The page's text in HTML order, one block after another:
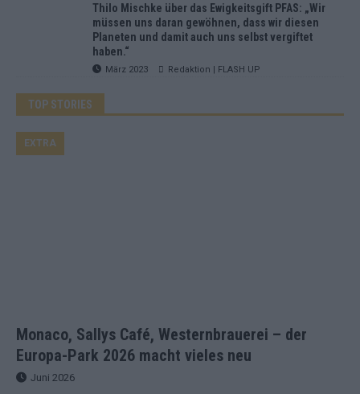
Thilo Mischke über das Ewigkeitsgift PFAS: „Wir
müssen uns daran gewöhnen, dass wir diesen
Planeten und damit auch uns selbst vergiftet
haben.“
März 2023 Redaktion | FLASH UP
TOP STORIES
Monaco, Sallys Café, Westernbrauerei – der
Europa-Park 2026 macht vieles neu
EXTRA
Juni 2026